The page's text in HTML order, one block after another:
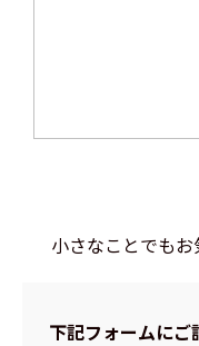
小さなことでもお
下記フォームにご